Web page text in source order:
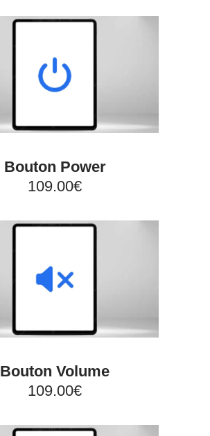
Bouton Power
109.00€
Bouton Volume
109.00€